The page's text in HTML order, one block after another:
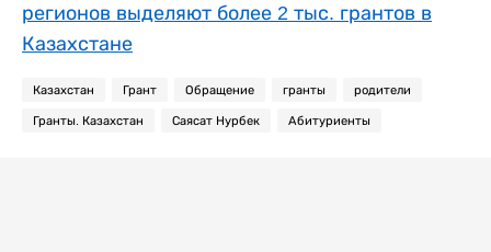
регионов выделяют более 2 тыс. грантов в
Казахстане
Казахстан Грант Обращение гранты родители
Гранты. Казахстан Саясат Нурбек Абитуриенты